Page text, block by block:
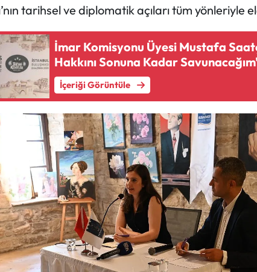
tarihsel ve diplomatik açıları tüm yönleriyle
İmar Komisyonu Üyesi Mustafa
Hakkını Sonuna Kadar
İçeriği Görüntüle